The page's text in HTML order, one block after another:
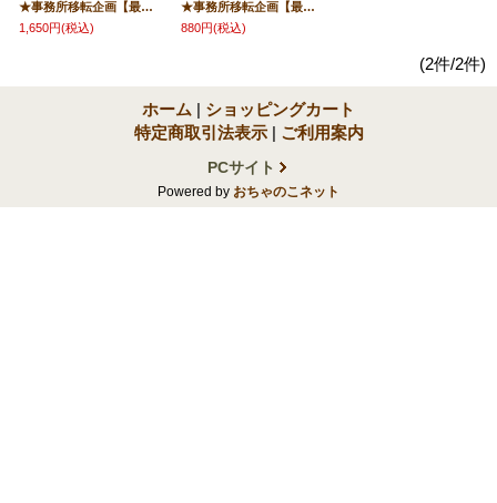
★事務所移転企画【最大50％OFF】!!★維新力選手引退記念【手形入り＆直筆サイン入り特大（A3）ポートレート】
1,650円(税込)
★事務所移転企画【最大50％OFF】!!★維新力選手【直筆サイン入り生写真（A4）】
880円(税込)
(2件/2件)
ホーム | ショッピングカート
特定商取引法表示 | ご利用案内
PCサイト
Powered by おちゃのこネット